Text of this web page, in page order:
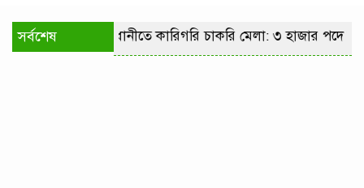
সর্বশেষ রাজধানীতে কারিগরি চাকরি মেলা: ৩ হাজার পদে